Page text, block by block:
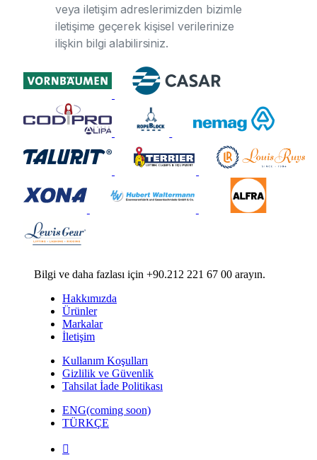
veya iletişim adreslerimizden bizimle
iletişime geçerek kişisel verilerinize
ilişkin bilgi alabilirsiniz.
Bilgi ve daha fazlası için +90.212 221 67 00 arayın.
Hakkımızda
Ürünler
Markalar
İletişim
Kullanım Koşulları
Gizlilik ve Güvenlik
Tahsilat İade Politikası
ENG(coming soon)
TÜRKÇE